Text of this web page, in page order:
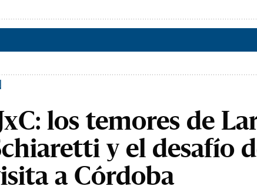
los temores de
y el desafío
a Córdoba